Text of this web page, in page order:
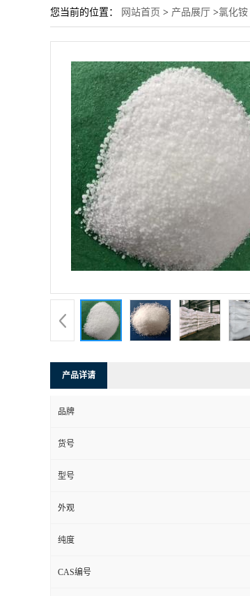
您当前的位置： 网站首页 > 产品展厅 >氯化铵
产品详请
品牌
货号
型号
外观
纯度
CAS编号